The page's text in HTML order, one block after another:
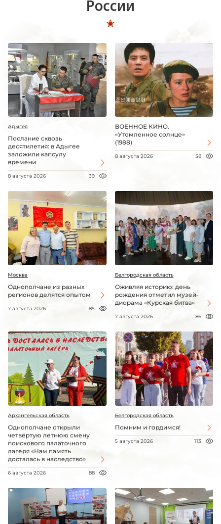
России
Адыгея
Послание сквозь
десятилетия: в Адыгее
заложили капсулу
времени
8 августа 2026 39
ВОЕННОЕ КИНО.
«Утомленное солнце»
(1988)
8 августа 2026 58
Москва
Однополчане из разных
регионов делятся опытом
7 августа 2026 85
Белгородская область
Оживляя историю: день
рождения отметил музей-
диорама «Курская битва»
7 августа 2026 86
Архангельская область
Однополчане открыли
четвёртую летнюю смену
поискового палаточного
лагеря «Нам память
досталась в наследство»
6 августа 2026 88
Белгородская область
Помним и гордимся!
5 августа 2026 113